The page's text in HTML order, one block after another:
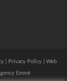
| Privacy Policy| Web
Emmè